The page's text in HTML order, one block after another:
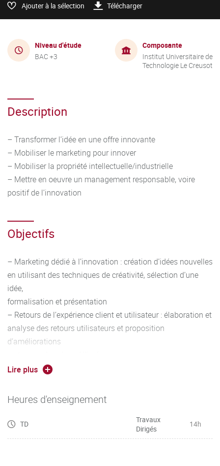
Ajouter à la sélection Télécharger
Niveau d'étude
BAC +3
Composante
Institut Universitaire de
Technologie Le Creusot
Description
– Transformer l’idée en une offre innovante
– Mobiliser le marketing pour innover
– Mobiliser la propriété intellectuelle/industrielle
– Mettre en oeuvre un management responsable, voire
positif de l’innovation
Objectifs
– Marketing dédié à l’innovation : création d’idées nouvelles
en utilisant des techniques de créativité, sélection d’une
idée,
formalisation et présentation
– Retours de l’expérience client et utilisateur : élaboration et
analyse des retours utilisateurs et proposition
d’améliorations
– Fiche persona complète avec profil psychologique
– Cahier des charges de proposition d’une offre adaptée
– Techniques de production d’artefact et/ou prototype
– Propriété intellectuelle et industrielle : recherche
d’antériorités, utilisation des dispositifs de protection, dépôt
Lire plus
Heures d'enseignement
TD
Travaux
Dirigés
14h